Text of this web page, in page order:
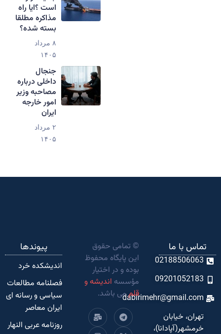
است ؟ایا راه
مذاکره مطلقا
بسته شده؟
۸ مرداد
۱۴۰۵
جنجال
داخلی درباره
مصاحبه وزیر
امور خارجه
ایران
۲ مرداد
۱۴۰۵
تماس با ما
02188506063
09201052183
dabirimehr@gmail.com
تهران، خیابان
خرمشهر(آپادانا)،
© تمامی حقوق
این پایگاه محفوظ
بوده و در اختیار
مؤسسه اندیشه و
قلممی باشد.
پیوندها
اندیشکده‌ خرد
فصلنامه مطالعات
سیاسی و رسانه ای
ایران معاصر
روزنامه عربی النهار